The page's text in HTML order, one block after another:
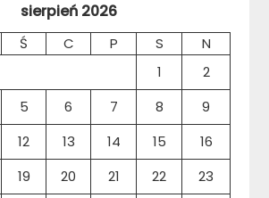
sierpień 2026
Ś C P S
N
1
2
5 6 7 8
9
12 13 14 15
16
19 20 21 22
23